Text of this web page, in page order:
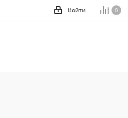
0
Войти